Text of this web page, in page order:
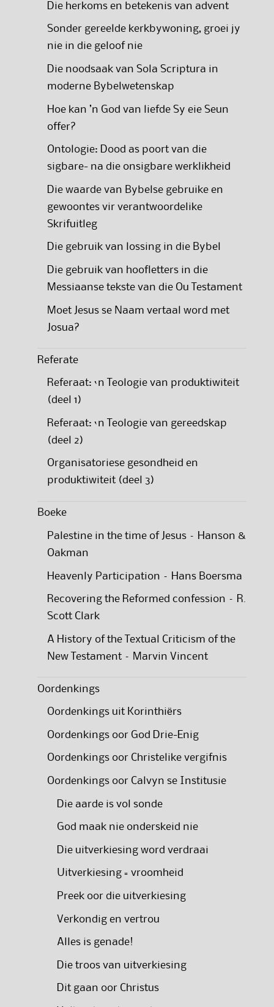
Die herkoms en betekenis van advent
Sonder gereelde kerkbywoning, groei jy
nie in die geloof nie
Die noodsaak van Sola Scriptura in
moderne Bybelwetenskap
Hoe kan ’n God van liefde Sy eie Seun
offer?
Ontologie: Dood as poort van die
sigbare- na die onsigbare werklikheid
Die waarde van Bybelse gebruike en
gewoontes vir verantwoordelike
Skrifuitleg
Die gebruik van lossing in die Bybel
Die gebruik van hoofletters in die
Messiaanse tekste van die Ou Testament
Moet Jesus se Naam vertaal word met
Josua?
Referate
Referaat: ‘n Teologie van produktiwiteit
(deel 1)
Referaat: ‘n Teologie van gereedskap
(deel 2)
Organisatoriese gesondheid en
produktiwiteit (deel 3)
Boeke
Palestine in the time of Jesus – Hanson &
Oakman
Heavenly Participation – Hans Boersma
Recovering the Reformed confession – R.
Scott Clark
A History of the Textual Criticism of the
New Testament – Marvin Vincent
Oordenkings
Oordenkings uit Korinthiërs
Oordenkings oor God Drie-Enig
Oordenkings oor Christelike vergifnis
Oordenkings oor Calvyn se Institusie
Die aarde is vol sonde
God maak nie onderskeid nie
Die uitverkiesing word verdraai
Uitverkiesing = vroomheid
Preek oor die uitverkiesing
Verkondig en vertrou
Alles is genade!
Die troos van uitverkiesing
Dit gaan oor Christus